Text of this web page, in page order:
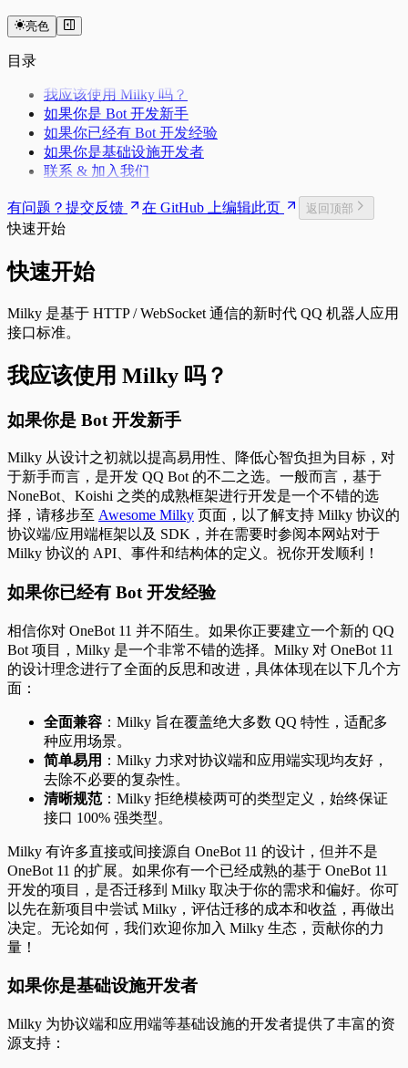
亮色
目录
我应该使用 Milky 吗？
如果你是 Bot 开发新手
如果你已经有 Bot 开发经验
如果你是基础设施开发者
联系 & 加入我们
有问题？提交反馈 在 GitHub 上编辑此页 返回顶部
快速开始
快速开始
Milky 是基于 HTTP / WebSocket 通信的新时代 QQ 机器人应用
接口标准。
我应该使用 Milky 吗？
如果你是 Bot 开发新手
Milky 从设计之初就以提高易用性、降低心智负担为目标，对
于新手而言，是开发 QQ Bot 的不二之选。一般而言，基于
NoneBot、Koishi 之类的成熟框架进行开发是一个不错的选
择，请移步至 Awesome Milky 页面，以了解支持 Milky 协议的
协议端/应用端框架以及 SDK，并在需要时参阅本网站对于
Milky 协议的 API、事件和结构体的定义。祝你开发顺利！
如果你已经有 Bot 开发经验
相信你对 OneBot 11 并不陌生。如果你正要建立一个新的 QQ
Bot 项目，Milky 是一个非常不错的选择。Milky 对 OneBot 11
的设计理念进行了全面的反思和改进，具体体现在以下几个方
面：
全面兼容 ：Milky 旨在覆盖绝大多数 QQ 特性，适配多
种应用场景。
简单易用 ：Milky 力求对协议端和应用端实现均友好，
去除不必要的复杂性。
清晰规范：Milky 拒绝模棱两可的类型定义，始终保证
接口 100% 强类型。
Milky 有许多直接或间接源自 OneBot 11 的设计，但并不是
OneBot 11 的扩展。如果你有一个已经成熟的基于 OneBot 11
开发的项目，是否迁移到 Milky 取决于你的需求和偏好。你可
以先在新项目中尝试 Milky，评估迁移的成本和收益，再做出
决定。无论如何，我们欢迎你加入 Milky 生态，贡献你的力
量！
如果你是基础设施开发者
Milky 为协议端和应用端等基础设施的开发者提供了丰富的资
源支持：